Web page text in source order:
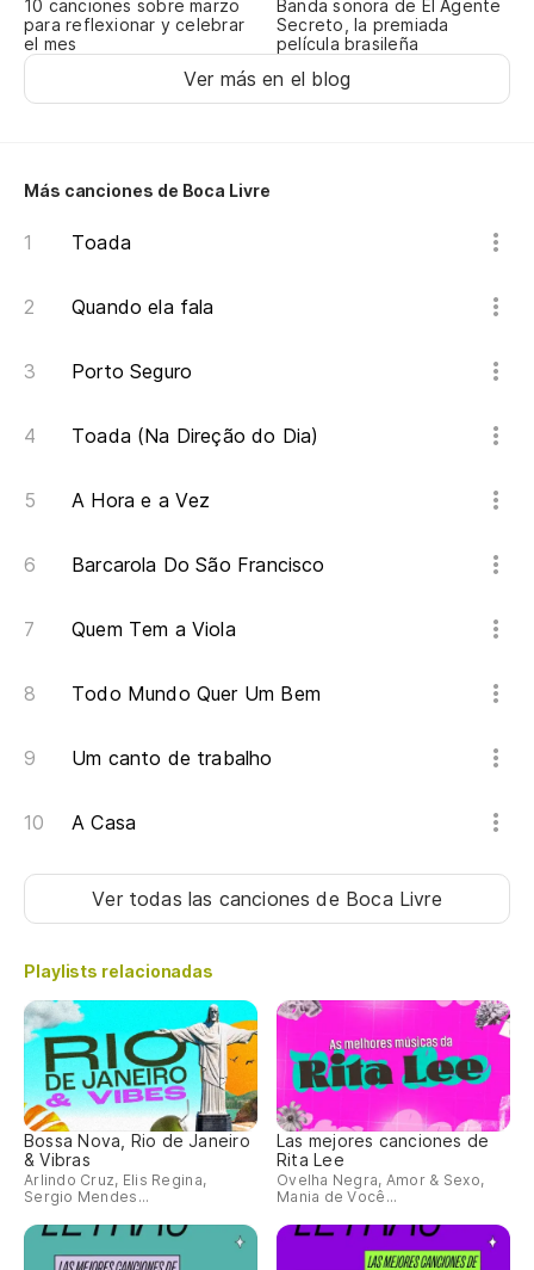
10 canciones sobre marzo
para reflexionar y celebrar
el mes
Banda sonora de El Agente
Secreto, la premiada
película brasileña
Ver más en el blog
Más canciones de Boca Livre
Toada
Quando ela fala
Porto Seguro
Toada (Na Direção do Dia)
A Hora e a Vez
Barcarola Do São Francisco
Quem Tem a Viola
Todo Mundo Quer Um Bem
Um canto de trabalho
A Casa
Ver todas las cancionesde Boca Livre
Playlists relacionadas
Bossa Nova, Rio de Janeiro
& Vibras
Arlindo Cruz, Elis Regina,
Sergio Mendes...
Las mejores canciones de
Rita Lee
Ovelha Negra, Amor & Sexo,
Mania de Você...